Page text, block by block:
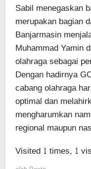
Sabil menegaskan
merupakan bagian
Banjarmasin
Muhammad Yamin
olahraga sebagai
Dengan hadirnya
cabang olahraga
optimal dan
mengharumkan
regional maupun
Visited 1 times, 1